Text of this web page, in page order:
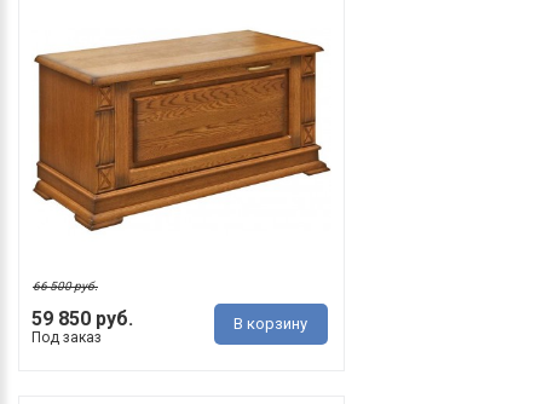
59 850 руб.
66 500 руб.
Под заказ
В корзину